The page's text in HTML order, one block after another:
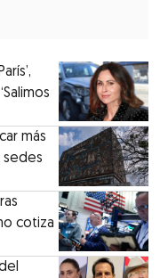
más
sedes
cotiza